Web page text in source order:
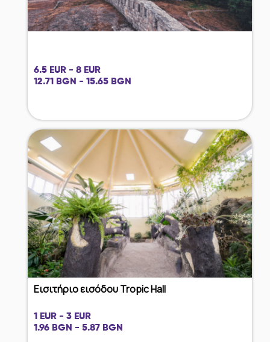
6.5 EUR - 8 EUR
12.71 BGN - 15.65 BGN
Εισιτήριο εισόδου Tropic Hall
1 EUR - 3 EUR
1.96 BGN - 5.87 BGN